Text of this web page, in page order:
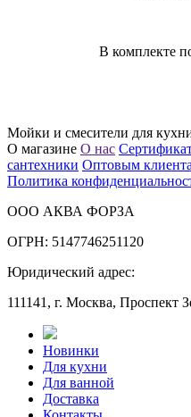
В комплекте
Мойки и смесители для
О магазине О нас
сантехники Оптовым
Политика
ООО АКВА ФОРЗА
ОГРН: 5147746251120
Юридический адрес:
111141, г. Москва, Проспект
Новинки
Для кухни
Для ванной
Доставка